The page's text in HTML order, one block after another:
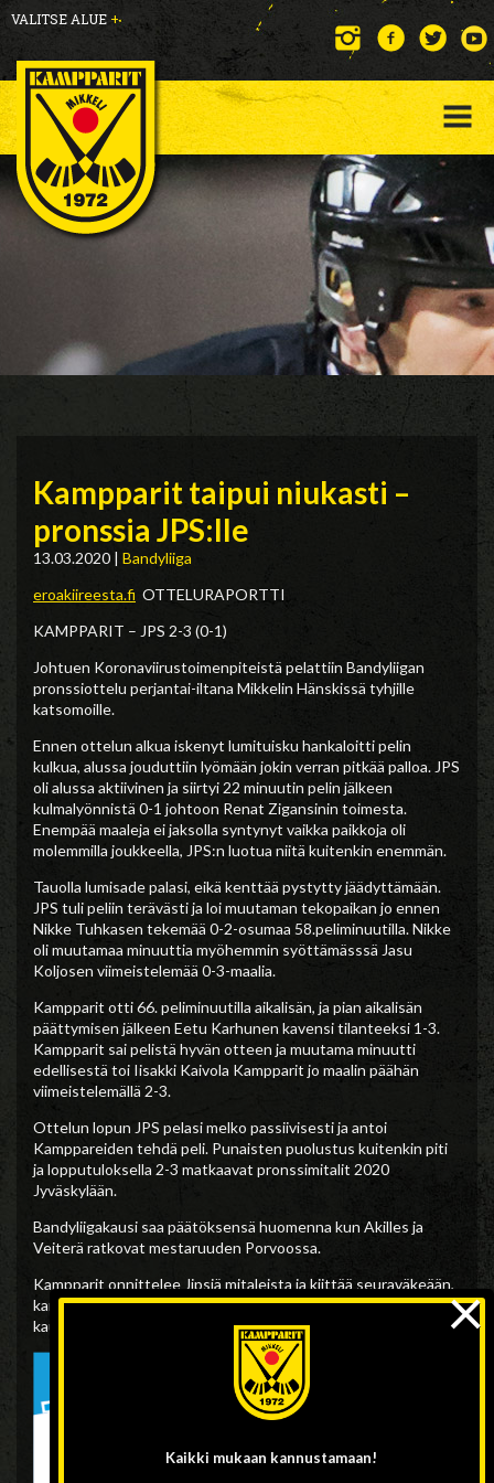
VALITSE ALUE +
Kampparit taipui niukasti –
pronssia JPS:lle
13.03.2020 | Bandyliiga
eroakiireesta.fi OTTELURAPORTTI
KAMPPARIT – JPS 2-3 (0-1)
Johtuen Koronaviirustoimenpiteistä pelattiin Bandyliigan
pronssiottelu perjantai-iltana Mikkelin Hänskissä tyhjille
katsomoille.
Ennen ottelun alkua iskenyt lumituisku hankaloitti pelin
kulkua, alussa jouduttiin lyömään jokin verran pitkää palloa. JPS
oli alussa aktiivinen ja siirtyi 22 minuutin pelin jälkeen
kulmalyönnistä 0-1 johtoon Renat Zigansinin toimesta.
Enempää maaleja ei jaksolla syntynyt vaikka paikkoja oli
molemmilla joukkeella, JPS:n luotua niitä kuitenkin enemmän.
Tauolla lumisade palasi, eikä kenttää pystytty jäädyttämään.
JPS tuli peliin terävästi ja loi muutaman tekopaikan jo ennen
Nikke Tuhkasen tekemää 0-2-osumaa 58.peliminuutilla. Nikke
oli muutamaa minuuttia myöhemmin syöttämässsä Jasu
Koljosen viimeistelemää 0-3-maalia.
Kampparit otti 66. peliminuutilla aikalisän, ja pian aikalisän
päättymisen jälkeen Eetu Karhunen kavensi tilanteeksi 1-3.
Kampparit sai pelistä hyvän otteen ja muutama minuutti
edellisestä toi Iisakki Kaivola Kampparit jo maalin päähän
viimeistelemällä 2-3.
Ottelun lopun JPS pelasi melko passiivisesti ja antoi
Kamppareiden tehdä peli. Punaisten puolustus kuitenkin piti
ja lopputuloksella 2-3 matkaavat pronssimitalit 2020
Jyväskylään.
Bandyliigakausi saa päätöksensä huomenna kun Akilles ja
Veiterä ratkovat mestaruuden Porvoossa.
Kampparit onnittelee Jipsiä mitaleista ja kiittää seuraväkeään,
kannattajiaan ja yhteistyökumppaneitaan kuluneesta
kaudesta!
Kaikki mukaan kannustamaan!
×